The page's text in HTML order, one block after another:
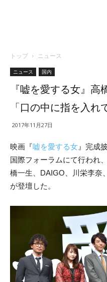
トップ ニュース
ニュース 国内
『嘘を愛する女』
「口の中に指を入
2017年11月27日
映画『嘘を愛する女 』完成
国際フォーラムにて行われ
橋一生、DAIGO、川栄李奈
が登壇した。